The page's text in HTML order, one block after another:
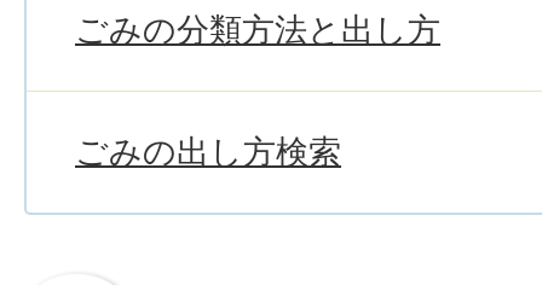
ごみの分類方法と出し方
ごみの出し方検索